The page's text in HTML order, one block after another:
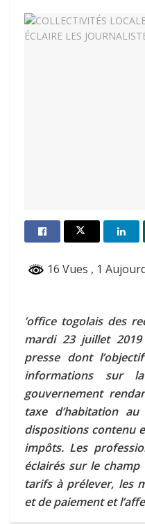
16 Vues , 1
’office togolais des
mardi 23 juillet
presse dont
informations sur
gouvernement
taxe d’habitation
dispositions contenu
impôts. Les
éclairés sur le champ
tarifs à prélever, les
et de paiement et